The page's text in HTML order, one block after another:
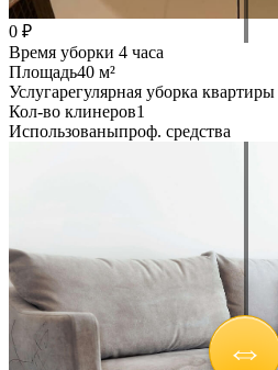
0 ₽
Время уборки 4 часа
Площадь40 м²
Услугарегулярная уборка квартиры
Кол-во клинеров1
Использованыпроф. средства